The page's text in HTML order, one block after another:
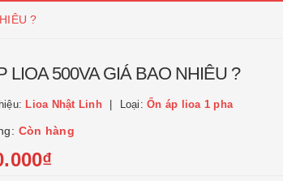
?
LIOA 500VA GIÁ BAO NHIÊU ?
Lioa Nhật Linh Loại: Ổn áp lioa 1 pha
Còn hàng